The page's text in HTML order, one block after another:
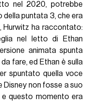
nel 2020, potrebbe
della puntata 3, che era
Hurwitz ha raccontato:
nel letto di Ethan
animata spunta
fare, ed Ethan è sulla
spuntato quella voce
Disney non fosse a suo
questo momento era